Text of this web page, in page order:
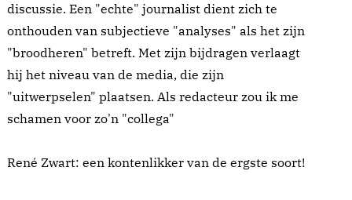
discussie. Een "echte" journalist dient zich te
onthouden van subjectieve "analyses" als het zijn
"broodheren" betreft. Met zijn bijdragen verlaagt
hij het niveau van de media, die zijn
"uitwerpselen" plaatsen. Als redacteur zou ik me
schamen voor zo'n "collega"
René Zwart: een kontenlikker van de ergste soort!